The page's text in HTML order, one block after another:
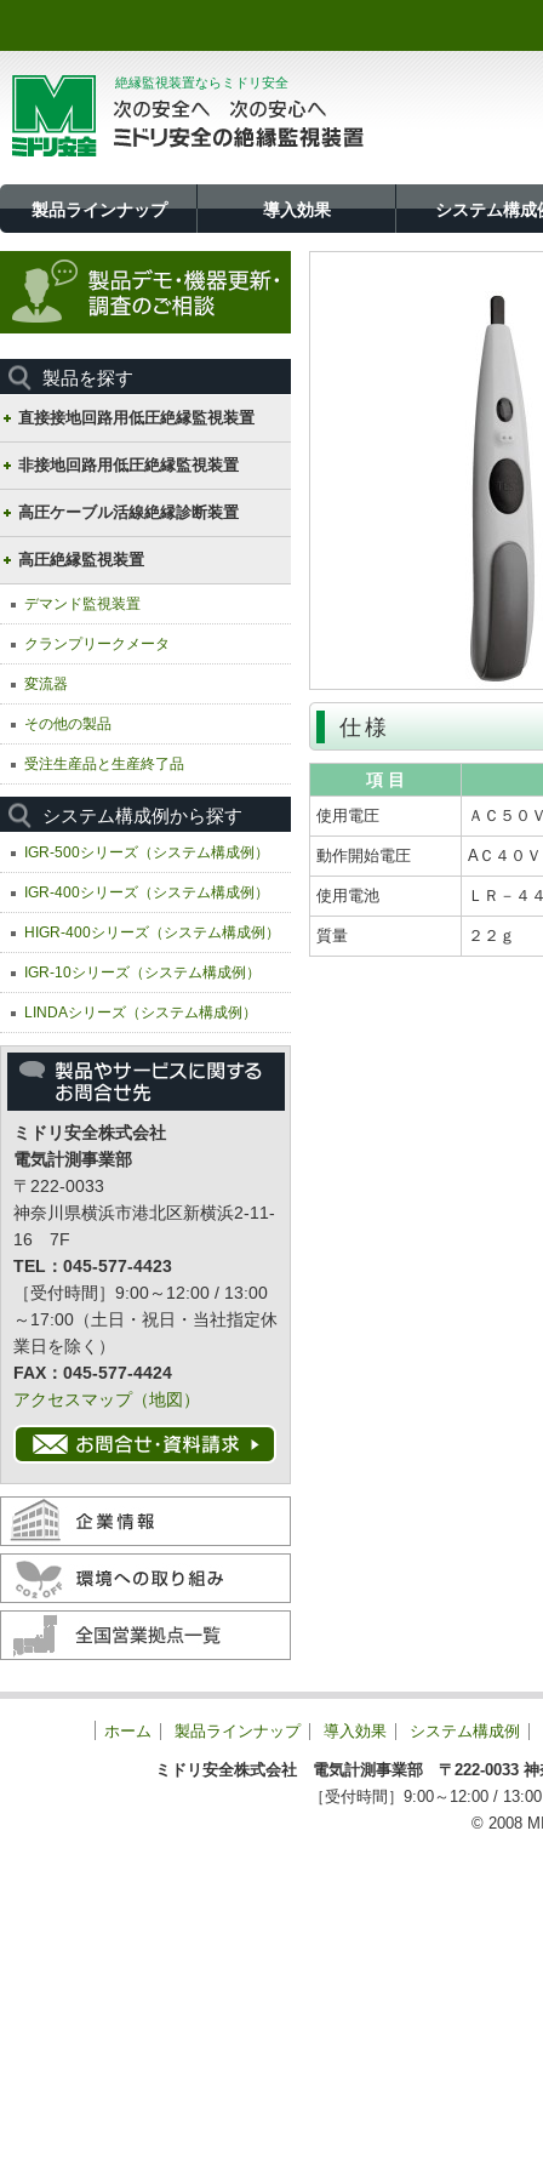
絶縁監視装置ならミドリ安全
製品ラインナップ 導入効果 システム構成
製品を探す
直接接地回路用低圧絶縁監視装置
非接地回路用低圧絶縁監視装置
高圧ケーブル活線絶縁診断装置
高圧絶縁監視装置
デマンド監視装置
クランプリークメータ
変流器
その他の製品
受注生産品と生産終了品
システム構成例から探す
IGR-500シリーズ（システム構成例）
IGR-400シリーズ（システム構成例）
HIGR-400シリーズ（システム構成例）
IGR-10シリーズ（システム構成例）
LINDAシリーズ（システム構成例）
ミドリ安全株式会社
電気計測事業部
〒222-0033
神奈川県横浜市港北区新横浜2-11-
16 7F
TEL：045-577-4423
［受付時間］9:00～12:00 / 13:00
～17:00（土日・祝日・当社指定休
業日を除く）
FAX：045-577-4424
アクセスマップ（地図）
仕様
項 目
使用電圧 ＡＣ５０
動作開始電圧 AＣ４０Ｖ
使用電池 ＬＲ－４
質量 ２２ｇ
ホーム 製品ラインナップ 導入効果 システム構成例
ミドリ安全株式会社 電気計測事業部 〒222-0033
［受付時間］9:00～12:00 /
© 2008